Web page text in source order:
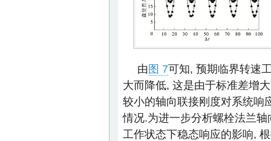
由图 7可知, 预期临界转速
大而降低, 这是由于标准差增
较小的轴向联接刚度对系统响
情况.为进一步分析螺栓法兰
工作状态下稳态响应的影响,